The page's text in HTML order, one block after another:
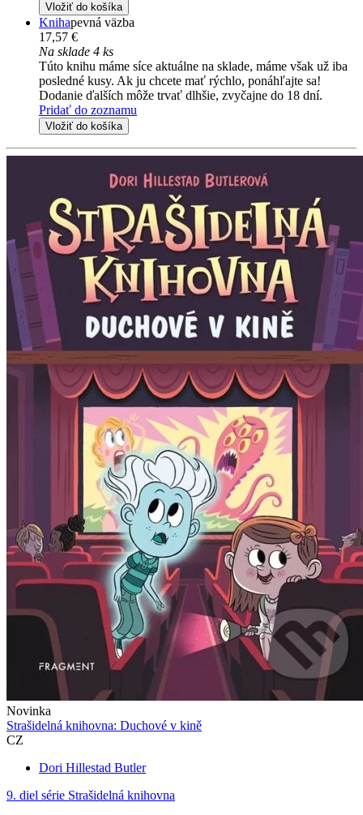
Vložiť do košíka
Knihapevná väzba
17,57 €
Na sklade 4 ks
Túto knihu máme síce aktuálne na sklade, máme však už iba
posledné kusy. Ak ju chcete mať rýchlo, ponáhľajte sa!
Dodanie ďalších môže trvať dlhšie, zvyčajne do 18 dní.
Pridať do zoznamu
Vložiť do košíka
Novinka
Strašidelná knihovna: Duchové v kině
CZ
Dori Hillestad Butler
9. diel série Strašidelná knihovna